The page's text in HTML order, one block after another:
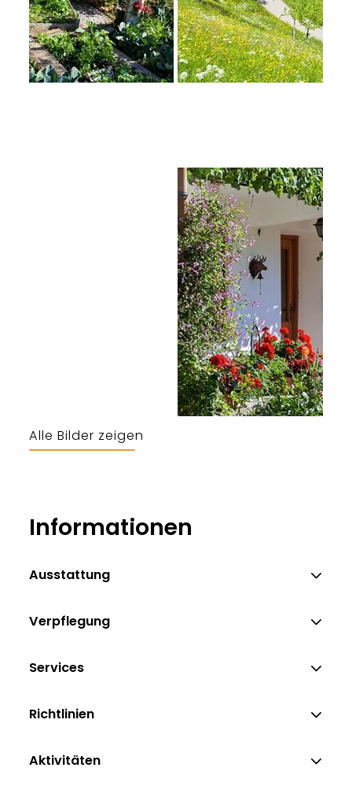
Alle Bilder zeigen
Informationen
Ausstattung
Verpflegung
Services
Richtlinien
Aktivitäten